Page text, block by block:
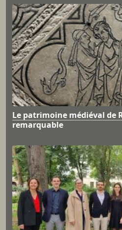
Le patrimoine médiéval de
remarquable